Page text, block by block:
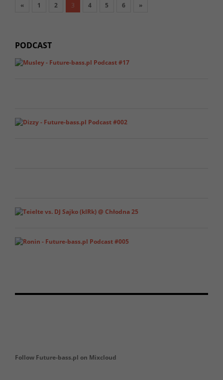
« 1 2 3 4 5 6 »
PODCAST
Follow Future-bass.pl on Mixcloud